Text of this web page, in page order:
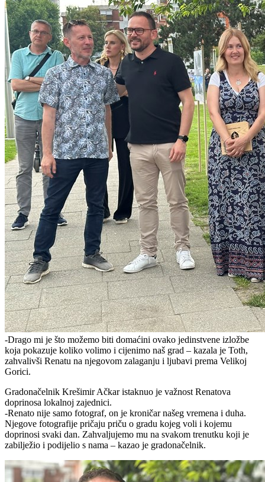
-Drago mi je što možemo biti domaćini ovako jedinstvene izložbe
koja pokazuje koliko volimo i cijenimo naš grad – kazala je Toth,
zahvalivši Renatu na njegovom zalaganju i ljubavi prema Velikoj
Gorici.
Gradonačelnik Krešimir Ačkar istaknuo je važnost Renatova
doprinosa lokalnoj zajednici.
-Renato nije samo fotograf, on je kroničar našeg vremena i duha.
Njegove fotografije pričaju priču o gradu kojeg voli i kojemu
doprinosi svaki dan. Zahvaljujemo mu na svakom trenutku koji je
zabilježio i podijelio s nama – kazao je gradonačelnik.